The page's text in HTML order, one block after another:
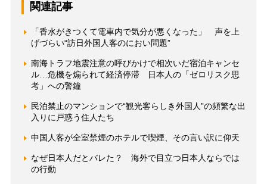
関連記事
「香水がきつくて電車内で気分が悪くなった」 声を上
げづらい“訪日外国人客のにおい問題”
南海トラフ地震注意の呼びかけで相次いだ宿泊キャンセ
ル…危機を煽られて経済停滞 日本人の「ゼロリスク思
考」への警鐘
民泊禁止のマンションで“観光客らしき外国人”の頻繁な出
入りに戸惑う住人たち
中国人客が全室禁煙のホテルで喫煙、その言い訳に仰天
なぜ日本人だとバレた？ 海外で目立つ日本人ならでは
の行動